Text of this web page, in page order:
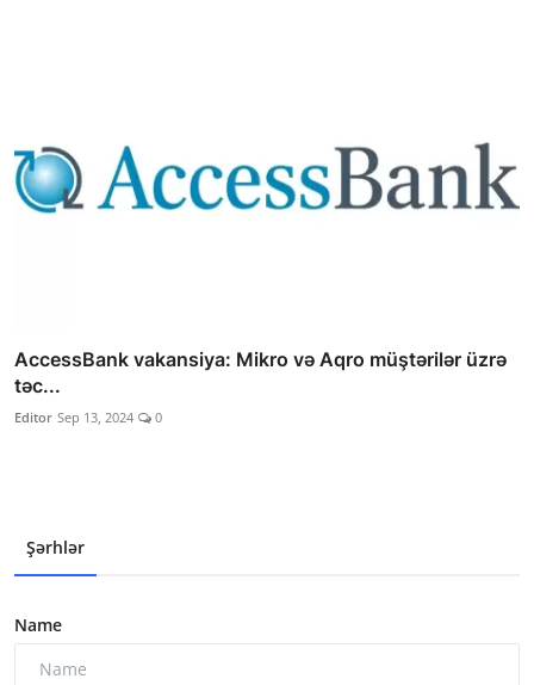
AccessBank vakansiya: Mikro və Aqro müştərilər üzrə
təc...
Editor Sep 13, 2024 0
Şərhlər
Name